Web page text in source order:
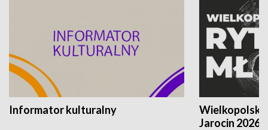
Informator kulturalny
Jarocin 2026